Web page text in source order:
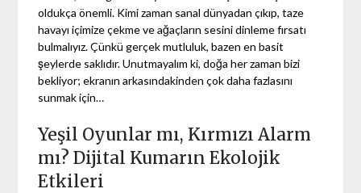
oldukça önemli. Kimi zaman sanal dünyadan çıkıp, taze
havayı içimize çekme ve ağaçların sesini dinleme fırsatı
bulmalıyız. Çünkü gerçek mutluluk, bazen en basit
şeylerde saklıdır. Unutmayalım ki, doğa her zaman bizi
bekliyor; ekranın arkasındakinden çok daha fazlasını
sunmak için…
Yeşil Oyunlar mı, Kırmızı Alarm
mı? Dijital Kumarın Ekolojik
Etkileri